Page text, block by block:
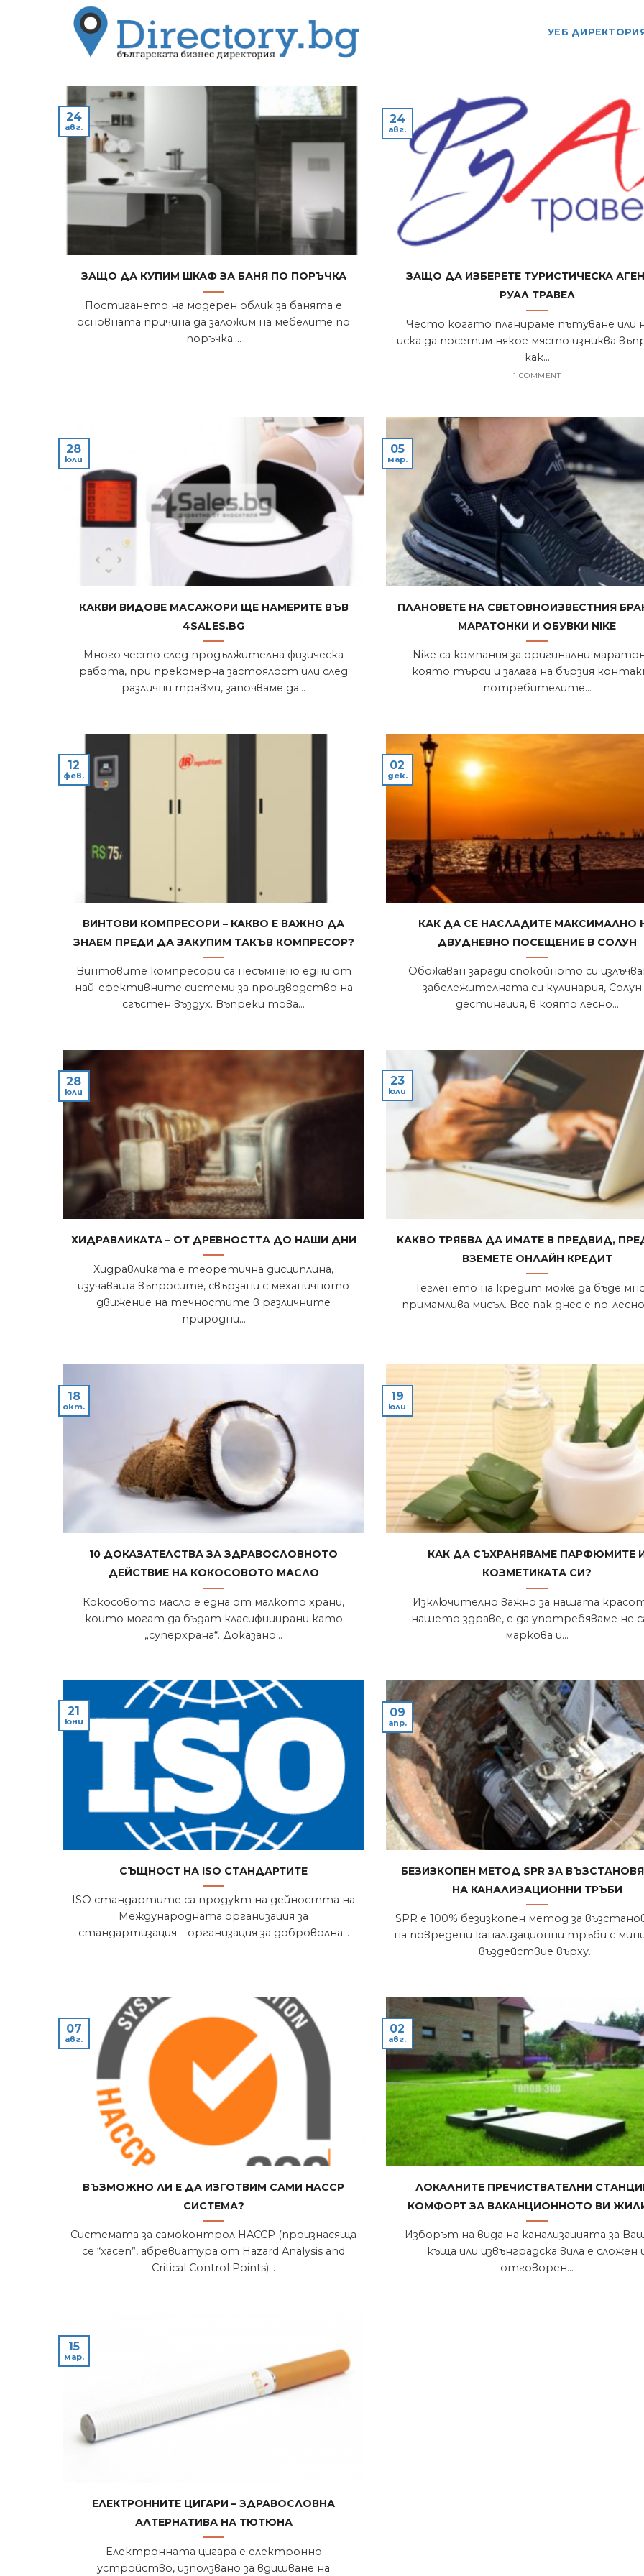
УЕБ
Защо да купим шкаф за баня по поръчка
Постигането на модерен облик за банята е
основната причина да заложим на мебелите по
поръчка....
24
авг.
Защо да изберете туристическа
Руал Травел
Често когато планираме пътуване или
иска да посетим някое място изниква
как...
1 COMMENT
24
авг.
Какви видове масажори ще намерите във
4sales.bg
Много често след продължителна физическа
работа, при прекомерна застоялост или след
различни травми, започваме да...
28
юли
Плановете на световноизвестния
маратонки и обувки Nike
Nike са компания за оригинални
която търси и залага на бързия
потребителите...
05
мар.
Винтови компресори – какво е важно да
знаем преди да закупим такъв компресор?
Винтовите компресори са несъмнено едни от
най-ефективните системи за производство на
сгъстен въздух. Въпреки това...
12
фев.
Как да се насладите максимално
двудневно посещение в Солун
Обожаван заради спокойното си
забележителната си кулинария, Солун
дестинация, в която лесно...
02
дек.
Хидравликата – от древността до наши дни
Хидравликата е теоретична дисциплина,
изучаваща въпросите, свързани с механичното
движение на течностите в различните
природни...
28
юли
Какво трябва да имате в предвид,
вземете онлайн кредит
Тегленето на кредит може да бъде
примамлива мисъл. Все пак днес е по-
23
юли
10 доказателства за здравословното
действие на кокосовото масло
Кокосовото масло е една от малкото храни,
които могат да бъдат класифицирани като
„суперхрана“. Доказано...
18
окт.
Как да съхраняваме парфюмите
козметиката си?
Изключително важно за нашата
нашето здраве, е да употребяваме не
маркова и...
19
юли
Същност на ISO стандартите
ISO стандартите са продукт на дейността на
Международната организация за
стандартизация – организация за доброволна...
21
юни
Безизкопен метод SPR за
на канализационни тръби
SPR е 100% безизкопен метод за
на повредени канализационни тръби с
въздействие върху...
09
апр.
Възможно ли е да изготвим сами HACCP
система?
Системата за самоконтрол HACCP (произнасяща
се “хасеп”, абревиатура от Hazard Analysis and
Critical Control Points)...
07
авг.
Локалните пречиствателни
комфорт за ваканционното Ви
Изборът на вида на канализацията за
къща или извънградска вила е сложен
отговорен...
02
авг.
Електронните цигари – здравословна
алтернатива на тютюна
Електронната цигара е електронно
устройство, използвано за вдишване на
15
мар.